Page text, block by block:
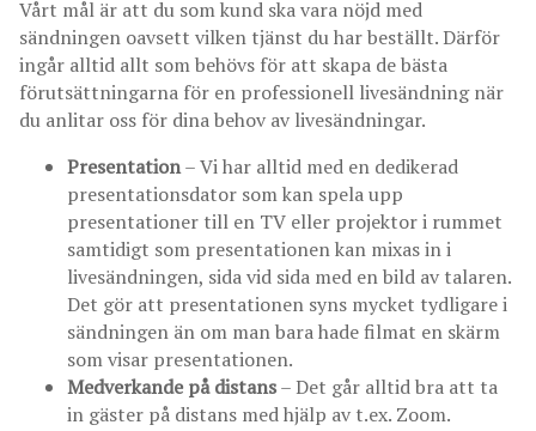
Vårt mål är att du som kund ska vara nöjd med
sändningen oavsett vilken tjänst du har beställt. Därför
ingår alltid allt som behövs för att skapa de bästa
förutsättningarna för en professionell livesändning när
du anlitar oss för dina behov av livesändningar.
Presentation– Vi har alltid med en dedikerad
presentationsdator som kan spela upp
presentationer till en TV eller projektor i rummet
samtidigt som presentationen kan mixas in i
livesändningen, sida vid sida med en bild av talaren.
Det gör att presentationen syns mycket tydligare i
sändningen än om man bara hade filmat en skärm
som visar presentationen.
Medverkande på distans– Det går alltid bra att ta
in gäster på distans med hjälp av t.ex. Zoom.